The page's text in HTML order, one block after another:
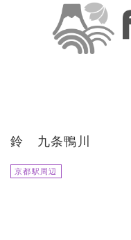
鈴 九条鴨川
京都駅周辺